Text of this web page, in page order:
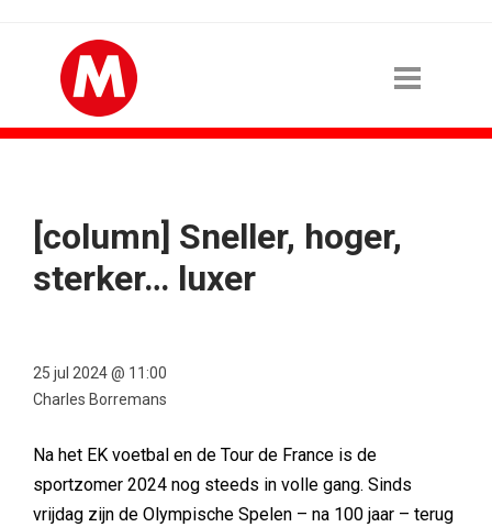
[column] Sneller, hoger,
sterker… luxer
25 jul 2024 @ 11:00
Charles Borremans
Na het EK voetbal en de Tour de France is de
sportzomer 2024 nog steeds in volle gang. Sinds
vrijdag zijn de Olympische Spelen – na 100 jaar – terug